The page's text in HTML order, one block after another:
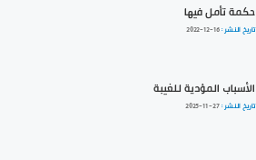
حكمة تأمل فيها
تاريخ النشر :2022-12-16
الأسباب المؤدية للغيبة
تاريخ النشر :2025-11-27